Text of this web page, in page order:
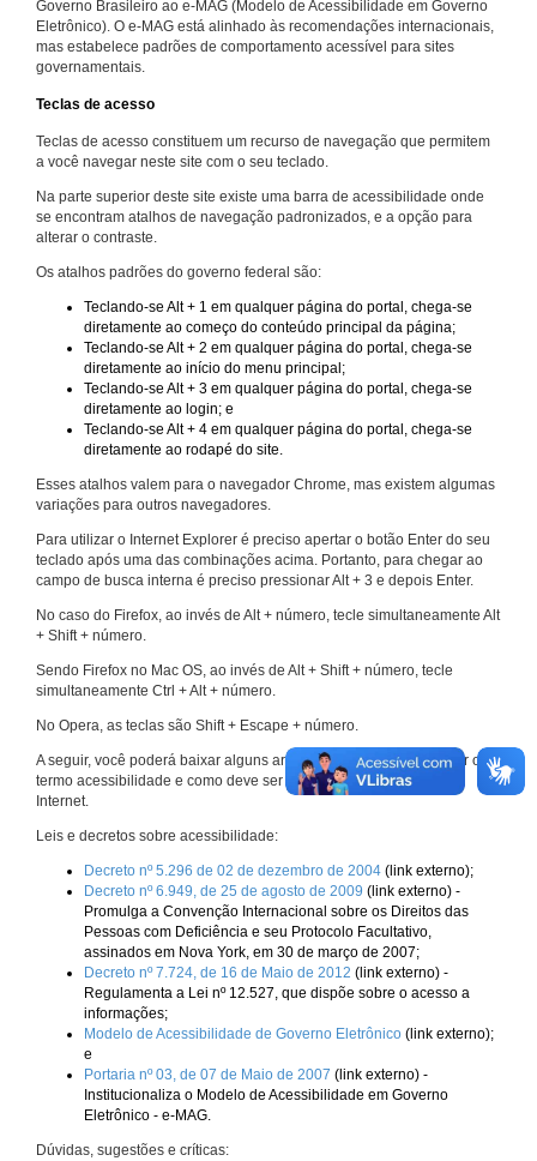
Governo Brasileiro ao e-MAG (Modelo de Acessibilidade em Governo
Eletrônico). O e-MAG está alinhado às recomendações internacionais,
mas estabelece padrões de comportamento acessível para sites
governamentais.
Teclas de acesso
Teclas de acesso constituem um recurso de navegação que permitem
a você navegar neste site com o seu teclado.
Na parte superior deste site existe uma barra de acessibilidade onde
se encontram atalhos de navegação padronizados, e a opção para
alterar o contraste.
Os atalhos padrões do governo federal são:
Teclando-se Alt + 1 em qualquer página do portal, chega-se
diretamente ao começo do conteúdo principal da página;
Teclando-se Alt + 2 em qualquer página do portal, chega-se
diretamente ao início do menu principal;
Teclando-se Alt + 3 em qualquer página do portal, chega-se
diretamente ao login; e
Teclando-se Alt + 4 em qualquer página do portal, chega-se
diretamente ao rodapé do site.
Esses atalhos valem para o navegador Chrome, mas existem algumas
variações para outros navegadores.
Para utilizar o Internet Explorer é preciso apertar o botão Enter do seu
teclado após uma das combinações acima. Portanto, para chegar ao
campo de busca interna é preciso pressionar Alt + 3 e depois Enter.
No caso do Firefox, ao invés de Alt + número, tecle simultaneamente Alt
+ Shift + número.
Sendo Firefox no Mac OS, ao invés de Alt + Shift + número, tecle
simultaneamente Ctrl + Alt + número.
No Opera, as teclas são Shift + Escape + número.
A seguir, você poderá baixar alguns arquivos que explicam melhor o
termo acessibilidade e como deve ser implementado nos sites da
Internet.
Leis e decretos sobre acessibilidade:
Decreto nº 5.296 de 02 de dezembro de 2004 (link externo);
Decreto nº 6.949, de 25 de agosto de 2009 (link externo) -
Promulga a Convenção Internacional sobre os Direitos das
Pessoas com Deficiência e seu Protocolo Facultativo,
assinados em Nova York, em 30 de março de 2007;
Decreto nº 7.724, de 16 de Maio de 2012 (link externo) -
Regulamenta a Lei nº 12.527, que dispõe sobre o acesso a
informações;
Modelo de Acessibilidade de Governo Eletrônico (link externo);
e
Portaria nº 03, de 07 de Maio de 2007 (link externo) -
Institucionaliza o Modelo de Acessibilidade em Governo
Eletrônico - e-MAG.
Dúvidas, sugestões e críticas: